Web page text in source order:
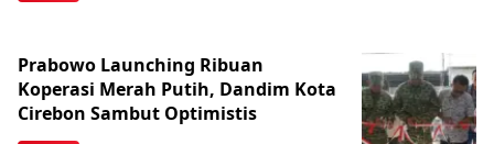
Prabowo Launching Ribuan
Koperasi Merah Putih, Dandim Kota
Cirebon Sambut Optimistis